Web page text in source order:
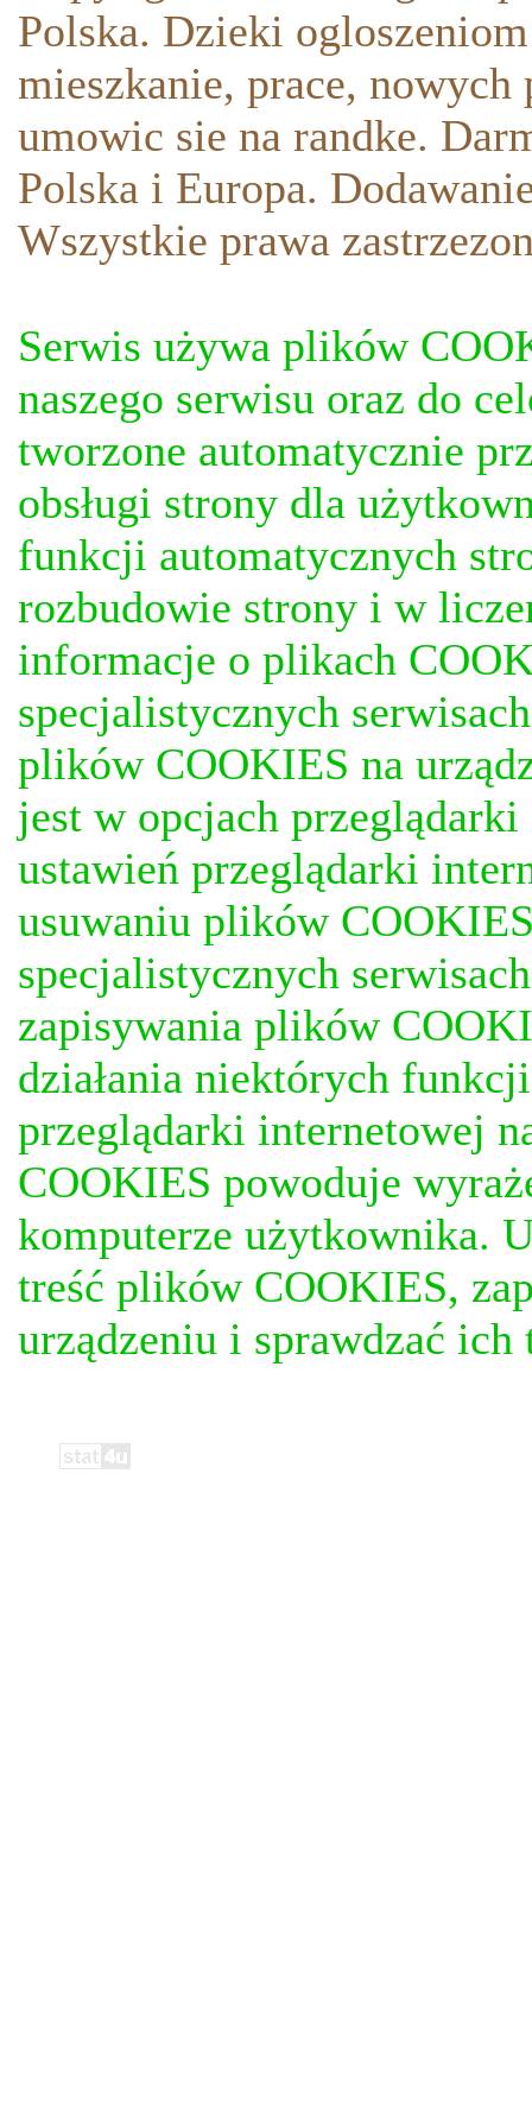
Polska. Dzieki
mieszkanie, prace,
umowic sie na randke.
Polska i Europa.
Wszystkie prawa
Serwis używa plików
naszego serwisu oraz do
tworzone automatycznie
obsługi strony dla
funkcji automatycznych
rozbudowie strony i w
informacje o plikach
specjalistycznych
plików COOKIES na
jest w opcjach
ustawień przeglądarki
usuwaniu plików
specjalistycznych
zapisywania plików
działania niektórych
przeglądarki internetowej
COOKIES powoduje
komputerze użytkownika.
treść plików COOKIES,
urządzeniu i sprawdzać ich